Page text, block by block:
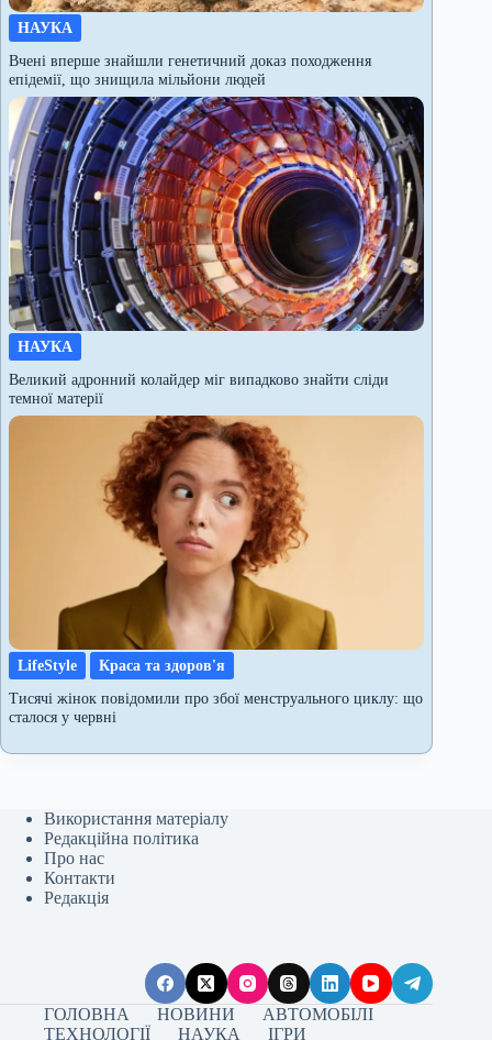
НАУКА
Вчені вперше знайшли генетичний доказ походження
епідемії, що знищила мільйони людей
НАУКА
Великий адронний колайдер міг випадково знайти сліди
темної матерії
LifeStyle
Краса та здоров'я
Тисячі жінок повідомили про збої менструального циклу: що
сталося у червні
Використання матеріалу
Редакційна політика
Про нас
Контакти
Редакція
ГОЛОВНА НОВИНИ
АВТОМОБІЛІ
ТЕХНОЛОГІЇ
НАУКА ІГРИ